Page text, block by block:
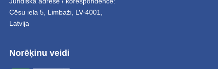
Cēsu iela 5, Limbaži, LV-4001,
Latvija
Norēķinu veidi